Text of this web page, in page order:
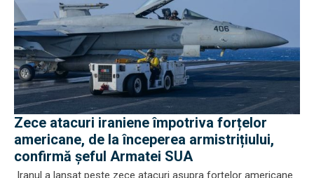
Zece atacuri iraniene împotriva forțelor
americane, de la începerea armistrițiului,
confirmă șeful Armatei SUA
Iranul a lansat peste zece atacuri asupra forţelor americane